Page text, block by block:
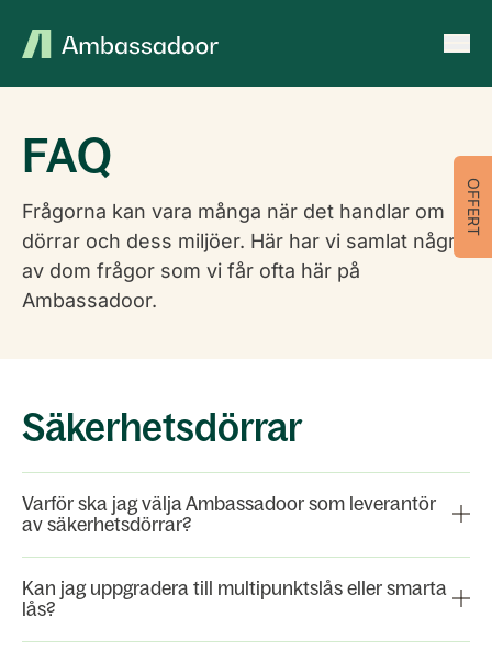
Ambassadoor
FAQ
Frågorna kan vara många när det handlar om
dörrar och dess miljöer. Här har vi samlat några
av dom frågor som vi får ofta här på
Ambassadoor.
Säkerhetsdörrar
Varför ska jag välja Ambassadoor som leverantör
av säkerhetsdörrar?
Kan jag uppgradera till multipunktslås eller smarta
lås?
OFFERT